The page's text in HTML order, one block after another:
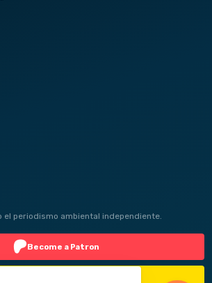
el periodismo ambiental independiente.
Become a Patron